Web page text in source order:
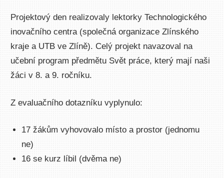
Projektový den realizovaly lektorky Technologického
inovačního centra (společná organizace Zlínského
kraje a UTB ve Zlíně). Celý projekt navazoval na
učební program předmětu Svět práce, který mají naši
žáci v 8. a 9. ročníku.
Z evaluačního dotazníku vyplynulo:
17 žákům vyhovovalo místo a prostor (jednomu
ne)
16 se kurz líbil (dvěma ne)